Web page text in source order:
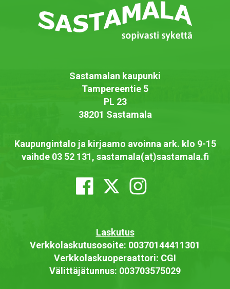
Sastamalan kaupunki
Tampereentie 5
PL 23
38201 Sastamala
Kaupungintalo ja kirjaamo avoinna ark. klo 9-15
vaihde 03 52 131, sastamala(at)sastamala.fi
Laskutus
Verkkolaskutusosoite: 00370144411301
Verkkolaskuoperaattori: CGI
Välittäjätunnus: 003703575029